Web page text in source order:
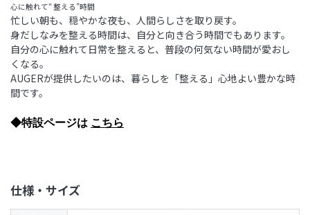
心に触れて“ 整える”時間
忙しい朝も、穏やかな夜も、人間らしさを取り戻す。
身だしなみを整える時間は、自分と向き合う時間でもあります。
自分の心に触れて日常を整えると、普段の何気ない時間が愛おし
くなる。
AUGERが提供したいのは、暮らしを「整える」心地よい豊かな時
間です。
◆特設ページは こちら
仕様・サイズ